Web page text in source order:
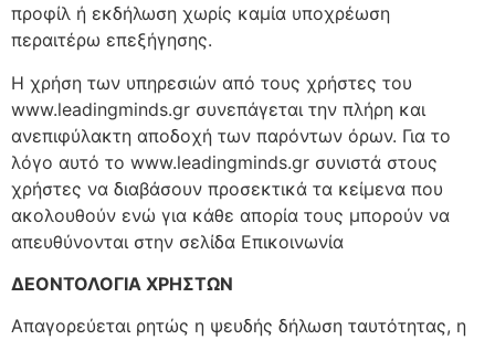
προφίλ ή εκδήλωση χωρίς καμία υποχρέωση
περαιτέρω επεξήγησης.
Η χρήση των υπηρεσιών από τους χρήστες του
www.leadingminds.gr συνεπάγεται την πλήρη και
ανεπιφύλακτη αποδοχή των παρόντων όρων. Για το
λόγο αυτό το www.leadingminds.gr συνιστά στους
χρήστες να διαβάσουν προσεκτικά τα κείμενα που
ακολουθούν ενώ για κάθε απορία τους μπορούν να
απευθύνονται στην σελίδα Επικοινωνία
ΔΕΟΝΤΟΛΟΓΙΑ ΧΡΗΣΤΩΝ
Απαγορεύεται ρητώς η ψευδής δήλωση ταυτότητας, η